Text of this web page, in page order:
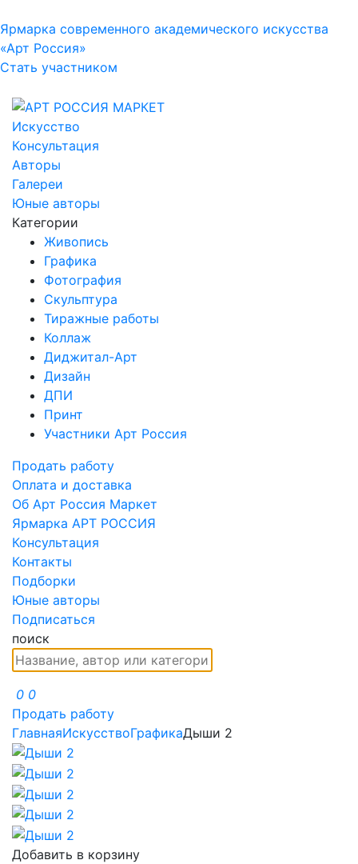
Ярмарка современного академического искусства
«Арт Россия»
Стать участником
Искусство
Консультация
Авторы
Галереи
Юные авторы
Категории
Живопись
Графика
Фотография
Скульптура
Тиражные работы
Коллаж
Диджитал-Арт
Дизайн
ДПИ
Принт
Участники Арт Россия
Продать работу
Оплата и доставка
Об Арт Россия Маркет
Ярмарка АРТ РОССИЯ
Консультация
Контакты
Подборки
Юные авторы
Подписаться
поиск
0 0
Продать работу
ГлавнаяИскусствоГрафикаДыши 2
Добавить в корзину